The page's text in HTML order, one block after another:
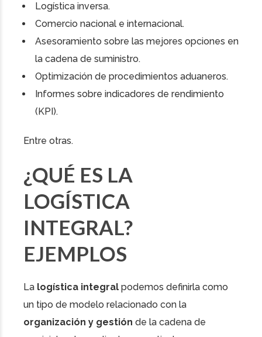
Logística inversa.
Comercio nacional e internacional.
Asesoramiento sobre las mejores opciones en
la cadena de suministro.
Optimización de procedimientos aduaneros.
Informes sobre indicadores de rendimiento
(KPI).
Entre otras.
¿QUÉ ES LA
LOGÍSTICA
INTEGRAL?
EJEMPLOS
La logística integral podemos definirla como
un tipo de modelo relacionado con la
organización y gestión de la cadena de